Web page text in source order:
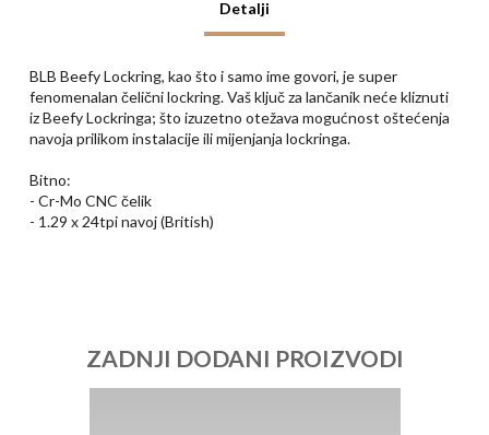
Detalji
BLB Beefy Lockring, kao što i samo ime govori, je super
fenomenalan čelični lockring. Vaš ključ za lančanik neće kliznuti
iz Beefy Lockringa; što izuzetno otežava mogućnost oštećenja
navoja prilikom instalacije ili mijenjanja lockringa.
Bitno:
- Cr-Mo CNC čelik
- 1.29 x 24tpi navoj (British)
ZADNJI DODANI PROIZVODI